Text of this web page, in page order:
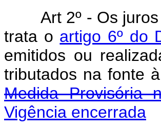
Art 2º - Os
trata o artigo 6º do
emitidos ou
tributados na
Medida Provisória
Vigência encerrada